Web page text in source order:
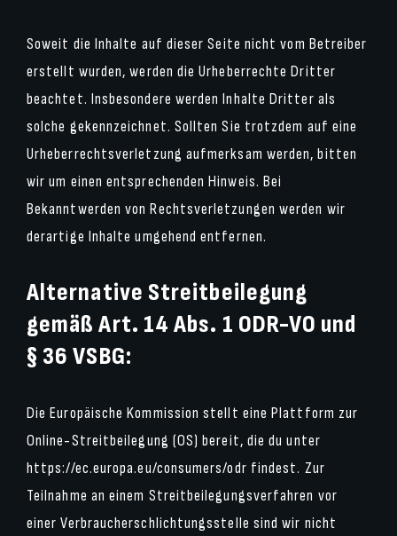
Soweit die Inhalte auf dieser Seite nicht vom Betreiber
erstellt wurden, werden die Urheberrechte Dritter
beachtet. Insbesondere werden Inhalte Dritter als
solche gekennzeichnet. Sollten Sie trotzdem auf eine
Urheberrechtsverletzung aufmerksam werden, bitten
wir um einen entsprechenden Hinweis. Bei
Bekanntwerden von Rechtsverletzungen werden wir
derartige Inhalte umgehend entfernen.
Alternative Streitbeilegung
gemäß Art. 14 Abs. 1 ODR-VO und
§ 36 VSBG:
Die Europäische Kommission stellt eine Plattform zur
Online-Streitbeilegung (OS) bereit, die du unter
https://ec.europa.eu/consumers/odr findest. Zur
Teilnahme an einem Streitbeilegungsverfahren vor
einer Verbraucherschlichtungsstelle sind wir nicht